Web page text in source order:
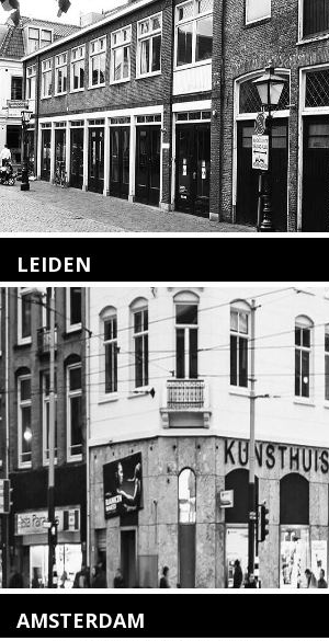
LEIDEN
Nieuwstraat 35
2312 KA Leiden
+31(0)71 – 52 84 480
info@kunsthuisleiden.nl
Lees meer
AMSTERDAM